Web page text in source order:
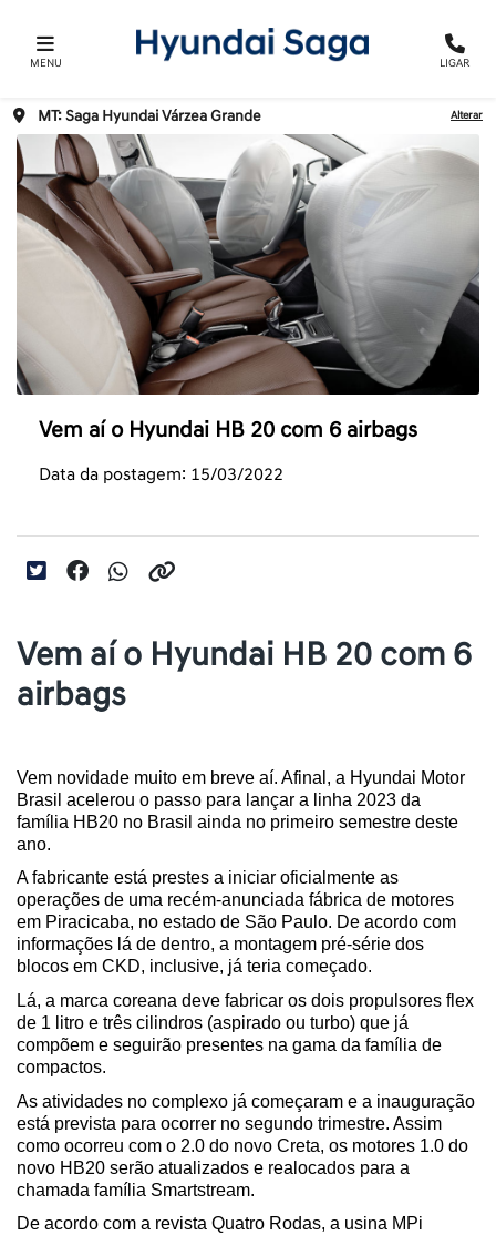
MENU LIGAR
MT: Saga Hyundai Várzea Grande Alterar
Vem aí o Hyundai HB 20 com 6 airbags
Data da postagem: 15/03/2022
Vem aí o Hyundai HB 20 com 6
airbags
Vem novidade muito em breve aí. Afinal, a Hyundai Motor
Brasil acelerou o passo para lançar a linha 2023 da
família HB20 no Brasil ainda no primeiro semestre deste
ano.
A fabricante está prestes a iniciar oficialmente as
operações de uma recém-anunciada fábrica de motores
em Piracicaba, no estado de São Paulo. De acordo com
informações lá de dentro, a montagem pré-série dos
blocos em CKD, inclusive, já teria começado.
Lá, a marca coreana deve fabricar os dois propulsores flex
de 1 litro e três cilindros (aspirado ou turbo) que já
compõem e seguirão presentes na gama da família de
compactos.
As atividades no complexo já começaram e a inauguração
está prevista para ocorrer no segundo trimestre. Assim
como ocorreu com o 2.0 do novo Creta, os motores 1.0 do
novo HB20 serão atualizados e realocados para a
chamada família Smartstream.
De acordo com a revista Quatro Rodas, a usina MPi